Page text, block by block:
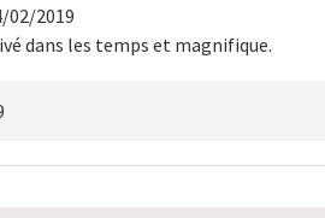
02/2019
dans les temps et magnifique.